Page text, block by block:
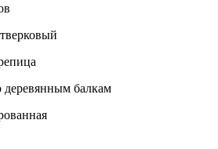
деревянным балкам